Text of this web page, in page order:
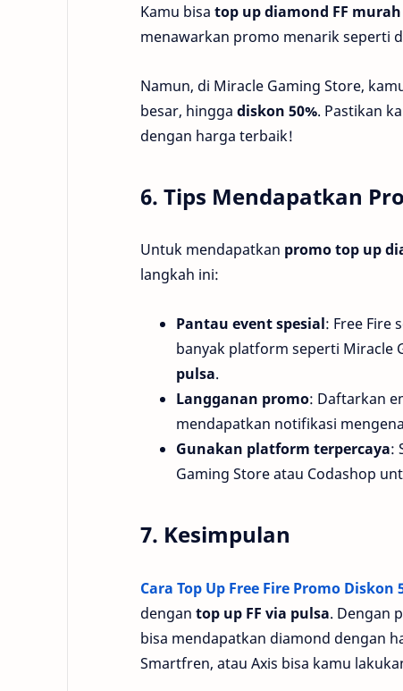
Kamu bisa top up diamond FF
menawarkan promo menarik seperti
Namun, di Miracle Gaming Store,
besar, hingga diskon 50%. Pastikan
dengan harga terbaik!
6. Tips Mendapatkan
Untuk mendapatkan promo top up
langkah ini:
Pantau event spesial: Free Fire
banyak platform seperti Miracle
pulsa.
Langganan promo: Daftarkan
mendapatkan notifikasi
Gunakan platform terpercaya:
Gaming Store atau Codashop
7. Kesimpulan
Cara Top Up Free Fire Promo Diskon
dengan top up FF via pulsa. Dengan
bisa mendapatkan diamond dengan
Smartfren, atau Axis bisa kamu